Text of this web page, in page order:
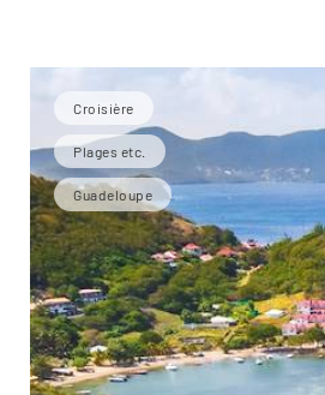
Croisière
Plages etc.
Guadeloupe